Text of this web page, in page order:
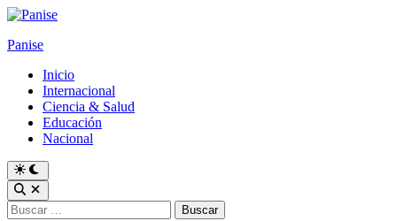
Skip
content
Panise
Inicio
Internacional
Ciencia & Salud
Educación
Nacional
Switch
to
dark
mode
Open
Search
Buscar: